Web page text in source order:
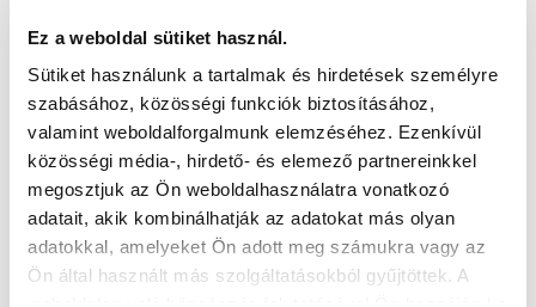
Ez a weboldal sütiket használ.
Sütiket használunk a tartalmak és hirdetések személyre
szabásához, közösségi funkciók biztosításához,
valamint weboldalforgalmunk elemzéséhez. Ezenkívül
közösségi média-, hirdető- és elemező partnereinkkel
megosztjuk az Ön weboldalhasználatra vonatkozó
adatait, akik kombinálhatják az adatokat más olyan
adatokkal, amelyeket Ön adott meg számukra vagy az
Ön által használt más szolgáltatásokból gyűjtöttek. A
ÚTINAPLÓ: ÍGY ÉLTÜNK AZ
EDZŐTÁBORBAN - I. RÉSZ (VIDEÓ)
2024-07-11 09:17:25
Az MTK TV riportja a szlovéniai edzőtáborról.